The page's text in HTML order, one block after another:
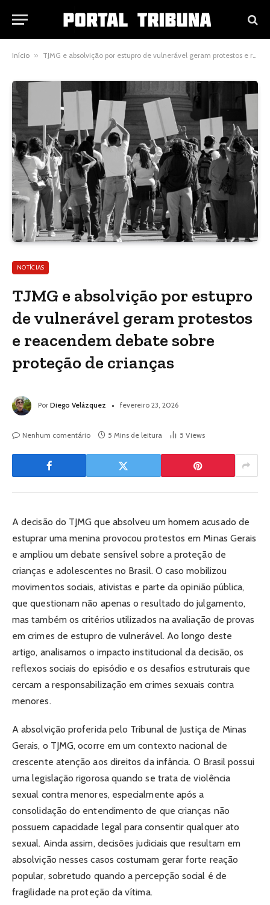
Início » TJMG e absolvição por estupro de vulnerável geram protestos e reacendem debate sobre proteção de crianças
NOTÍCIAS
TJMG e absolvição por estupro
de vulnerável geram protestos
e reacendem debate sobre
proteção de crianças
Por Diego Velázquez fevereiro 23, 2026
Nenhum comentário 5 Mins de leitura 5 Views
A decisão do TJMG que absolveu um homem acusado de
estuprar uma menina provocou protestos em Minas Gerais
e ampliou um debate sensível sobre a proteção de
crianças e adolescentes no Brasil. O caso mobilizou
movimentos sociais, ativistas e parte da opinião pública,
que questionam não apenas o resultado do julgamento,
mas também os critérios utilizados na avaliação de provas
em crimes de estupro de vulnerável. Ao longo deste
artigo, analisamos o impacto institucional da decisão, os
reflexos sociais do episódio e os desafios estruturais que
cercam a responsabilização em crimes sexuais contra
menores.
A absolvição proferida pelo Tribunal de Justiça de Minas
Gerais, o TJMG, ocorre em um contexto nacional de
crescente atenção aos direitos da infância. O Brasil possui
uma legislação rigorosa quando se trata de violência
sexual contra menores, especialmente após a
consolidação do entendimento de que crianças não
possuem capacidade legal para consentir qualquer ato
sexual. Ainda assim, decisões judiciais que resultam em
absolvição nesses casos costumam gerar forte reação
popular, sobretudo quando a percepção social é de
fragilidade na proteção da vítima.